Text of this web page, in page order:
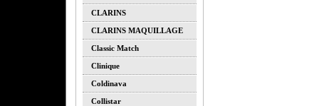
CLARINS
CLARINS MAQUILLAGE
Classic Match
Clinique
Coldinava
Collistar